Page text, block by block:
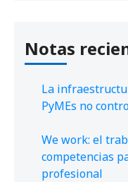
Notas
La
PyMEs no
We work: el
competencias
profesional